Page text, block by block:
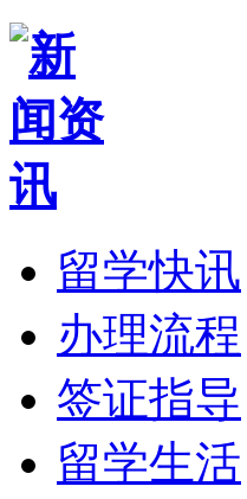
留学快讯
办理流程
签证指导
留学生活